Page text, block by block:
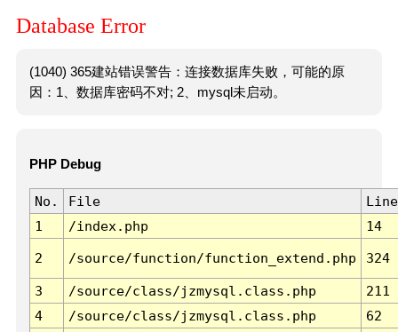
Database Error
(1040) 365建站错误警告：连接数据库失败，可能的原
因：1、数据库密码不对; 2、mysql未启动。
PHP Debug
No. File
Line
1
/index.php 14
2 /source/function/function_extend.php 324
3 /source/class/jzmysql.class.php
211
4
/source/class/jzmysql.class.php
62